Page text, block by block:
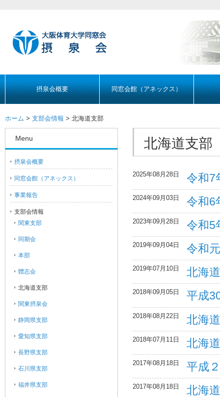
摂泉会概要 同窓会館（アネックス）
ホーム > 支部会情報 > 北海道支部
北海道支部
2025年08月28日 令和7
2024年09月03日 令和6
2023年09月28日 令和5
2019年09月04日 令和
2019年07月10日 北海
2018年09月05日 平成
2018年08月22日 北海
2018年07月11日 北海
2017年08月18日 平成
2017年08月18日 北海
Menu
摂泉会概要
同窓会館（アネックス）
事業報告
支部会情報
関東支部
同期会
本部
體志会
北海道支部
関東摂泉会
静岡県支部
愛知県支部
長野県支部
石川県支部
福井県支部